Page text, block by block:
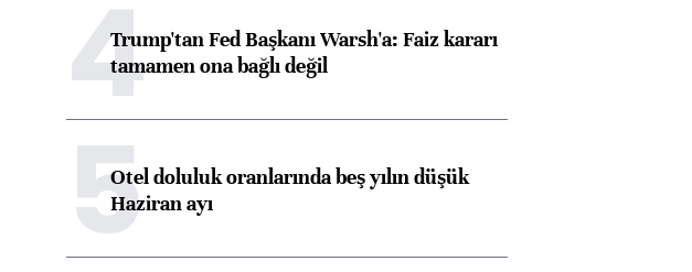
4Trump'tan Fed Başkanı Warsh'a: Faiz kararı
tamamen ona bağlı değil
5Otel doluluk oranlarında beş yılın düşük
Haziran ayı